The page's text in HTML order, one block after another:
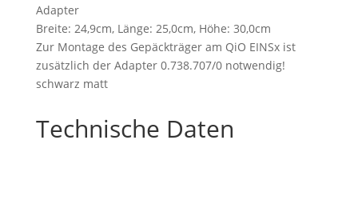
Adapter
Breite: 24,9cm, Länge: 25,0cm, Höhe: 30,0cm
Zur Montage des Gepäckträger am QiO EINSx ist
zusätzlich der Adapter 0.738.707/0 notwendig!
schwarz matt
Technische Daten